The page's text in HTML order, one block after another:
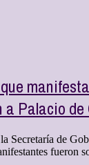
a Palacio de
Secretaría de
fueron